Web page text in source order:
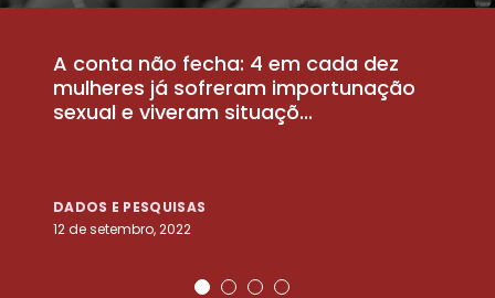
A conta não fecha: 4 em cada dez
mulheres já sofreram importunação
sexual e viveram situaçõ...
DADOS E PESQUISAS
12 de setembro, 2022